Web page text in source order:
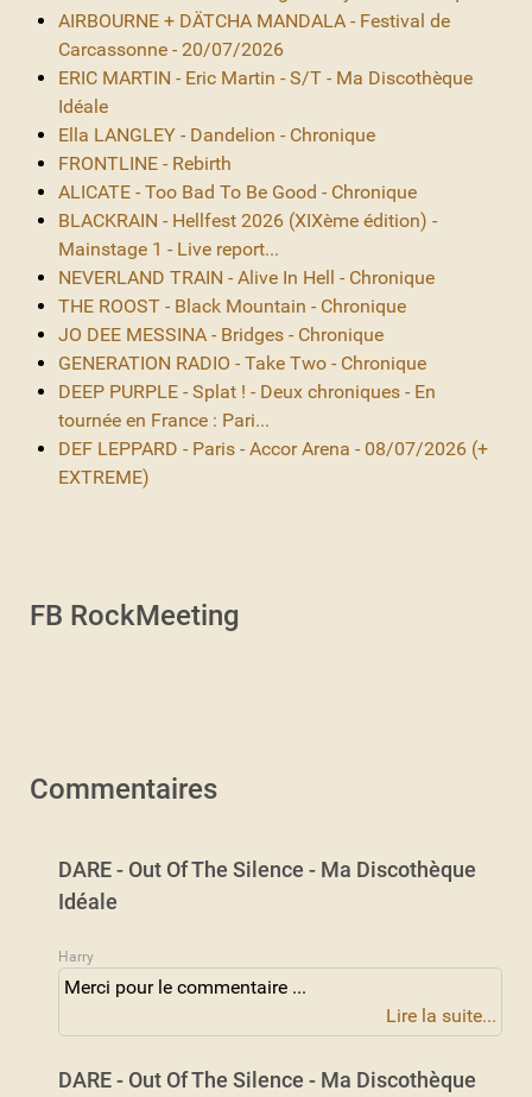
AIRBOURNE + DÄTCHA MANDALA - Festival de
Carcassonne - 20/07/2026
ERIC MARTIN - Eric Martin - S/T - Ma Discothèque
Idéale
Ella LANGLEY - Dandelion - Chronique
FRONTLINE - Rebirth
ALICATE - Too Bad To Be Good - Chronique
BLACKRAIN - Hellfest 2026 (XIXème édition) -
Mainstage 1 - Live report...
NEVERLAND TRAIN - Alive In Hell - Chronique
THE ROOST - Black Mountain - Chronique
JO DEE MESSINA - Bridges - Chronique
GENERATION RADIO - Take Two - Chronique
DEEP PURPLE - Splat ! - Deux chroniques - En
tournée en France : Pari...
DEF LEPPARD - Paris - Accor Arena - 08/07/2026 (+
EXTREME)
FB RockMeeting
Commentaires
DARE - Out Of The Silence - Ma Discothèque
Idéale
Harry
Merci pour le commentaire ...
Lire la suite...
DARE - Out Of The Silence - Ma Discothèque